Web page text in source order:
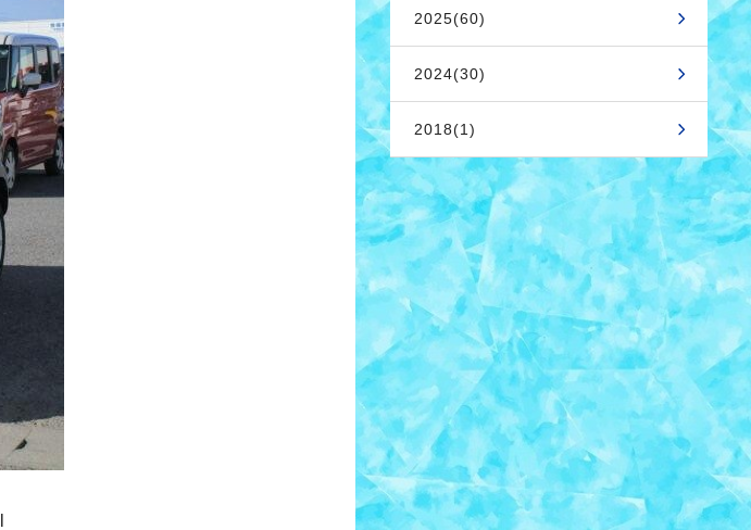
2025(60)
2024(30)
2018(1)